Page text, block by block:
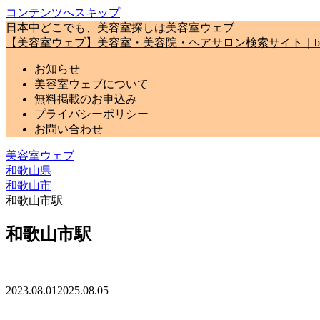
コンテンツへスキップ
日本中どこでも、美容室探しは美容室ウェブ
【美容室ウェブ】美容室・美容院・ヘアサロン検索サイト｜
お知らせ
美容室ウェブについて
無料掲載のお申込み
プライバシーポリシー
お問い合わせ
美容室ウェブ
和歌山県
和歌山市
和歌山市駅
和歌山市駅
2023.08.01 2025.08.05